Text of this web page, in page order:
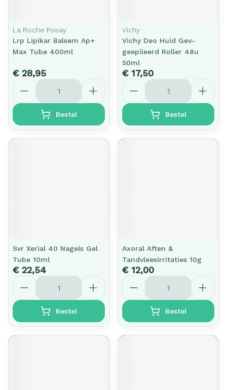
La Roche Posay
Lrp Lipikar Balsem Ap+
Max Tube 400ml
€ 28,95
Aantal
Bestel
Vichy
Vichy Deo Huid Gev.-
geepileerd Roller 48u
50ml
€ 17,50
Aantal
Bestel
Svr Xerial 40 Nagels Gel
Tube 10ml
€ 22,54
Aantal
Bestel
Axoral Aften &
Tandvleesirritaties 10g
€ 12,00
Aantal
Bestel